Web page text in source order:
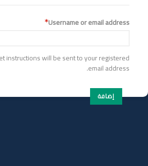
الأساسية
Username or email address
instructions will be sent to your registered
email address.